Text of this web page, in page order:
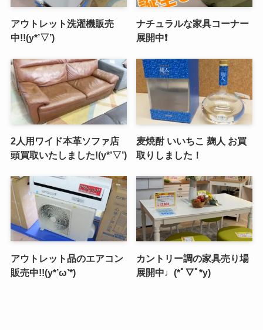
アウトレット洗濯機販売
中!!(y*’▽’)
ナチュラルな家具コーナー
展開中❗️
2人用ワイド本革ソファ店
頭買取いたしました!(y*’▽’)
麦焼酎 いいちこ 麹人 お買
取りしました！
アウトレット品のエアコン
販売中!!(y*’ω’*)
カントリー調の家具売り場
展開中♩(*ﾟ▽ﾟ*y)